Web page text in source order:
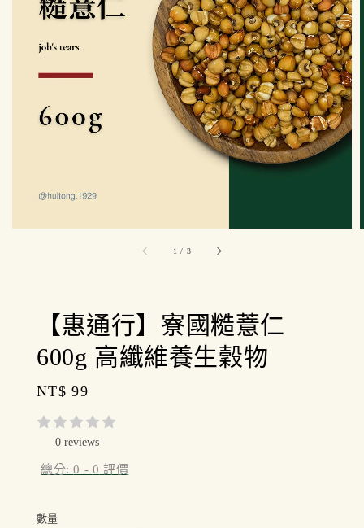
1 / 3
【惠通行】寮國糙薏仁
600g 高纖維養生穀物
Regular
price
NT$ 99
0 reviews
總分:0 - 0 評價
數量